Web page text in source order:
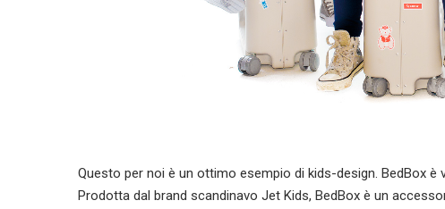
Questo per noi è un ottimo esempio di kids-design. BedBox è
Prodotta dal brand scandinavo Jet Kids, BedBox è un